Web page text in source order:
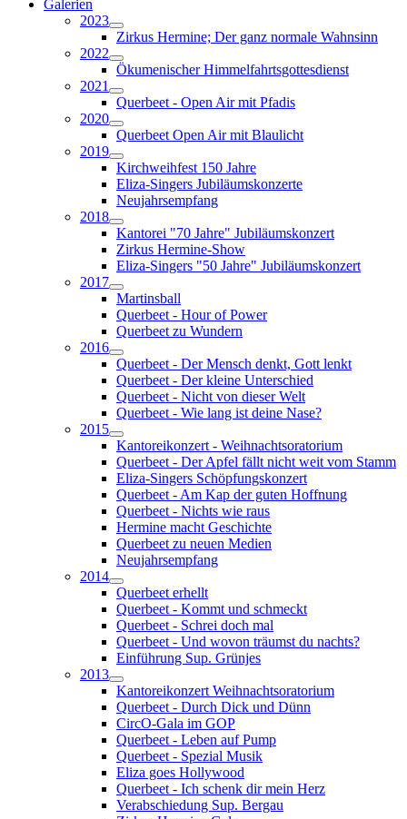
Galerien
2023
Zirkus Hermine; Der ganz normale Wahnsinn
2022
Ökumenischer Himmelfahrtsgottesdienst
2021
Querbeet - Open Air mit Pfadis
2020
Querbeet Open Air mit Blaulicht
2019
Kirchweihfest 150 Jahre
Eliza-Singers Jubiläumskonzerte
Neujahrsempfang
2018
Kantorei "70 Jahre" Jubiläumskonzert
Zirkus Hermine-Show
Eliza-Singers "50 Jahre" Jubiläumskonzert
2017
Martinsball
Querbeet - Hour of Power
Querbeet zu Wundern
2016
Querbeet - Der Mensch denkt, Gott lenkt
Querbeet - Der kleine Unterschied
Querbeet - Nicht von dieser Welt
Querbeet - Wie lang ist deine Nase?
2015
Kantoreikonzert - Weihnachtsoratorium
Querbeet - Der Apfel fällt nicht weit vom Stamm
Eliza-Singers Schöpfungskonzert
Querbeet - Am Kap der guten Hoffnung
Querbeet - Nichts wie raus
Hermine macht Geschichte
Querbeet zu neuen Medien
Neujahrsempfang
2014
Querbeet erhellt
Querbeet - Kommt und schmeckt
Querbeet - Schrei doch mal
Querbeet - Und wovon träumst du nachts?
Einführung Sup. Grünjes
2013
Kantoreikonzert Weihnachtsoratorium
Querbeet - Durch Dick und Dünn
CircO-Gala im GOP
Querbeet - Leben auf Pump
Querbeet - Spezial Musik
Eliza goes Hollywood
Querbeet - Ich schenk dir mein Herz
Verabschiedung Sup. Bergau